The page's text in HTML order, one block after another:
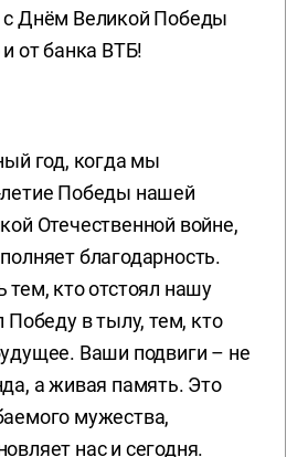
с Днём Великой Победы
от банка ВТБ!
год, когда мы
Победы нашей
Отечественной войне,
благодарность.
тем, кто отстоял нашу
Победу в тылу, тем, кто
Ваши подвиги – не
а живая память. Это
мужества,
нас и сегодня.